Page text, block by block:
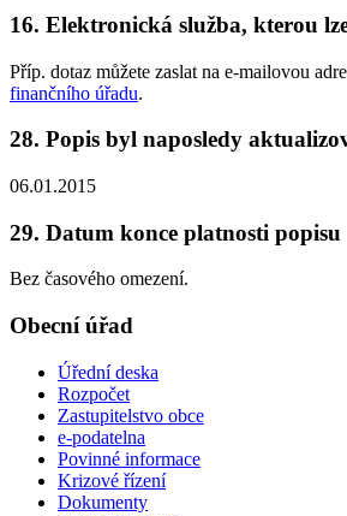
16. Elektronická služba, kterou
Příp. dotaz můžete zaslat na e-mailovou
finančního úřadu.
28. Popis byl naposledy
06.01.2015
29. Datum konce platnosti popisu
Bez časového omezení.
Obecní úřad
Úřední deska
Rozpočet
Zastupitelstvo obce
e-podatelna
Povinné informace
Krizové řízení
Dokumenty